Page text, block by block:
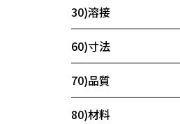
30)溶接
60)寸法
70)品質
80)材料